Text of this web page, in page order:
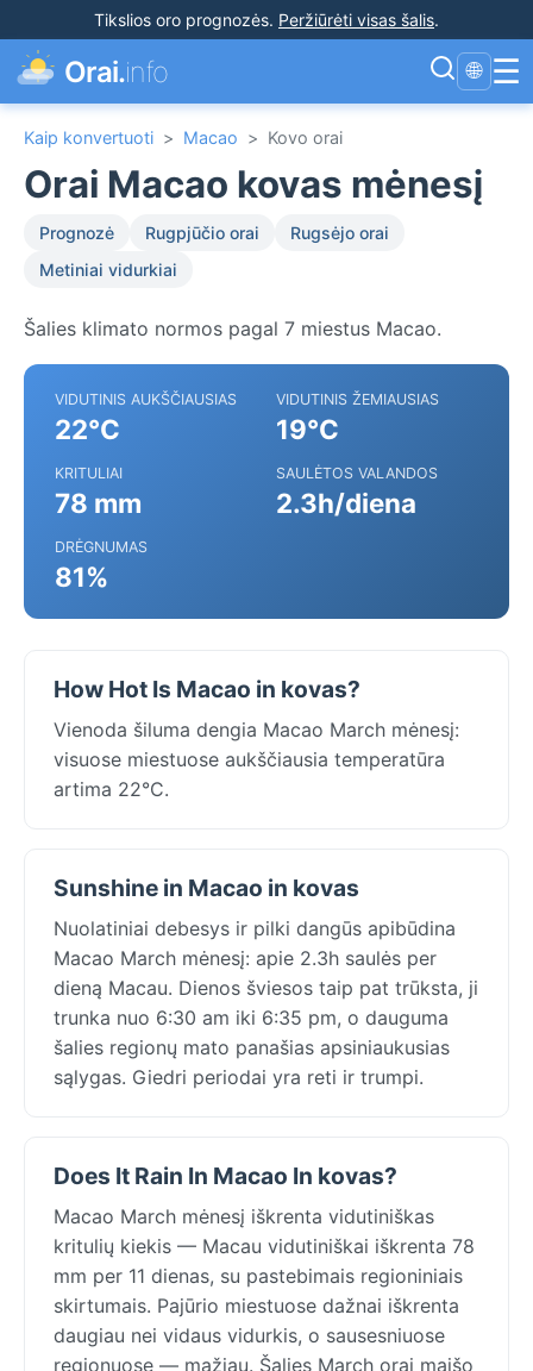
Tikslios oro prognozės. Peržiūrėti visas šalis.
Orai.info 🌐 ☰
Kaip konvertuoti > Macao > Kovo orai
Orai Macao kovas mėnesį
Prognozė Rugpjūčio orai
Rugsėjo orai
Metiniai vidurkiai
Šalies klimato normos pagal 7 miestus Macao.
VIDUTINIS AUKŠČIAUSIAS
22°C
VIDUTINIS ŽEMIAUSIAS
19°C
KRITULIAI
78 mm
SAULĖTOS VALANDOS
2.3h/diena
DRĖGNUMAS
81%
How Hot Is Macao in kovas?
Vienoda šiluma dengia Macao March mėnesį:
visuose miestuose aukščiausia temperatūra
artima 22°C.
Sunshine in Macao in kovas
Nuolatiniai debesys ir pilki dangūs apibūdina
Macao March mėnesį: apie 2.3h saulės per
dieną Macau. Dienos šviesos taip pat trūksta, ji
trunka nuo 6:30 am iki 6:35 pm, o dauguma
šalies regionų mato panašias apsiniaukusias
sąlygas. Giedri periodai yra reti ir trumpi.
Does It Rain In Macao In kovas?
Macao March mėnesį iškrenta vidutiniškas
kritulių kiekis — Macau vidutiniškai iškrenta 78
mm per 11 dienas, su pastebimais regioniniais
skirtumais. Pajūrio miestuose dažnai iškrenta
daugiau nei vidaus vidurkis, o sausesniuose
regionuose — mažiau. Šalies March orai maišo